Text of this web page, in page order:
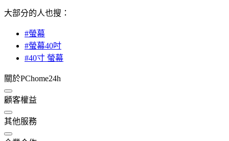
大部分的人也搜：
#螢幕
#螢幕40吋
#40寸 螢幕
關於PChome24h
顧客權益
其他服務